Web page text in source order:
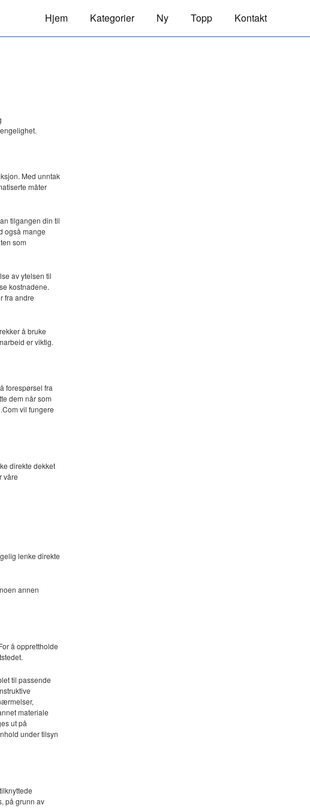
Hjem Kategorier Ny Topp Kontakt
Med unntak
måter
tilgangen din til
også mange
som
av ytelsen til
kostnadene.
fra andre
å bruke
er viktig.
forespørsel fra
dem når som
vil fungere
direkte dekket
våre
lenke direkte
annen
å opprettholde
til passende
materiale
ut på
under tilsyn
på grunn av